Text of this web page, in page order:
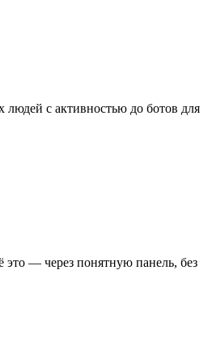
с активностью до ботов для
это — через понятную панель, без